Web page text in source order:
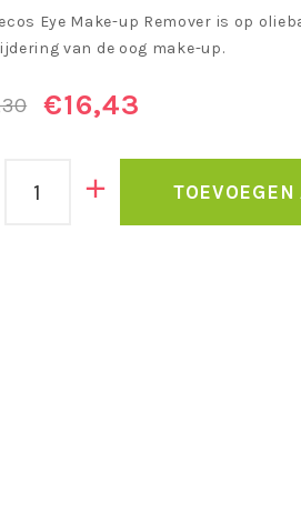
Eye Make-up Remover is op
van de oog make-up.
€16,43